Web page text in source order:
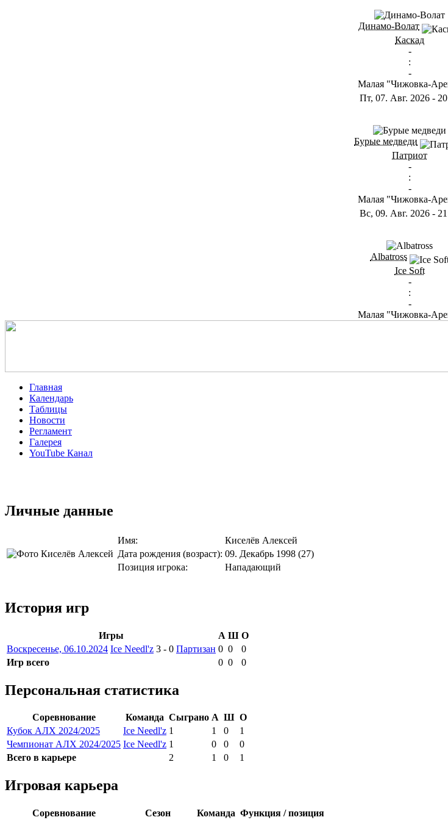
Динамо-Волат
Каскад
-
:
-
Малая "Чижовка-
Пт, 07. Авг. 2026 -
Бурые медведи
Патриот
-
:
-
Малая "Чижовка-
Вс, 09. Авг. 2026 -
Albatross
Ice Soft
-
:
-
Малая "Чижовка-
Главная
Календарь
Таблицы
Новости
Регламент
Галерея
YouTube Канал
Личные данные
Имя:
Киселёв Алексей
Дата рождения (возраст): 09. Декабрь 1998 (27)
Позиция игрока:
Нападающий
История игр
Игры А Ш О
Воскресенье, 06.10.2024 Ice Needl'z 3 - 0 Партизан 0 0
0
Игр всего
0 0 0
Персональная статистика
Соревнование Команда Сыграно А Ш О
Кубок АЛХ 2024/2025
Ice Needl'z 1 1 0
1
Чемпионат АЛХ 2024/2025 Ice Needl'z 1 0 0
0
Всего в карьере
2 1 0 1
Игровая карьера
Соревнование Сезон Команда Функция / позиция